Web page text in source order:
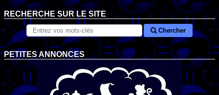
RECHERCHE SUR LE SITE
Chercher
PETITES ANNONCES